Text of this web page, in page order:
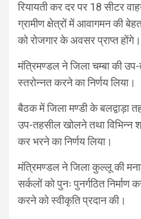
रियायती कर दर पर 18 सीटर
ग्रामीण क्षेत्रों में आवागमन की
को रोजगार के अवसर प्राप्त होंगे।
मंत्रिमण्डल ने जिला चम्बा की
स्तरोन्नत करने का निर्णय लिया।
बैठक में जिला मण्डी के बलद्वाड़ा
उप-तहसील खोलने तथा विभिन्न
कर भरने का निर्णय लिया।
मंत्रिमण्डल ने जिला कुल्लू की
सर्कलों को पुनः पुनर्गठित
करने को स्वीकृति प्रदान की।